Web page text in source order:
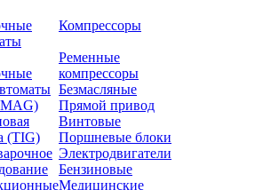
(TIG)
Компрессоры
Ременные
компрессоры
Безмасляные
Прямой привод
Винтовые
Поршневые блоки
Электродвигатели
Бензиновые
Медицинские